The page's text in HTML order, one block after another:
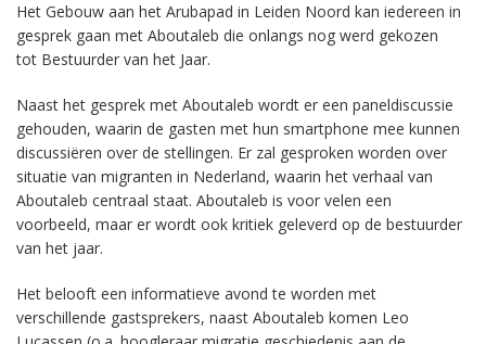
Het Gebouw aan het Arubapad in Leiden Noord kan iedereen in
gesprek gaan met Aboutaleb die onlangs nog werd gekozen
tot Bestuurder van het Jaar.
Naast het gesprek met Aboutaleb wordt er een paneldiscussie
gehouden, waarin de gasten met hun smartphone mee kunnen
discussiëren over de stellingen. Er zal gesproken worden over
situatie van migranten in Nederland, waarin het verhaal van
Aboutaleb centraal staat. Aboutaleb is voor velen een
voorbeeld, maar er wordt ook kritiek geleverd op de bestuurder
van het jaar.
Het belooft een informatieve avond te worden met
verschillende gastsprekers, naast Aboutaleb komen Leo